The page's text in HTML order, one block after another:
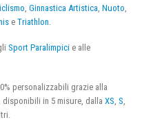
Ginnastica Artistica Nuoto
e Triathlon
Sport Paralimpici e alle
personalizzabili grazie alla
, disponibili in 5 misure, dalla XS, S,
litri.